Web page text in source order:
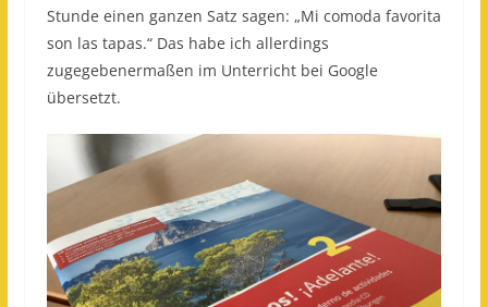
Stunde einen ganzen Satz sagen: „Mi comoda favorita
son las tapas.“ Das habe ich allerdings
zugegebenermaßen im Unterricht bei Google
übersetzt.